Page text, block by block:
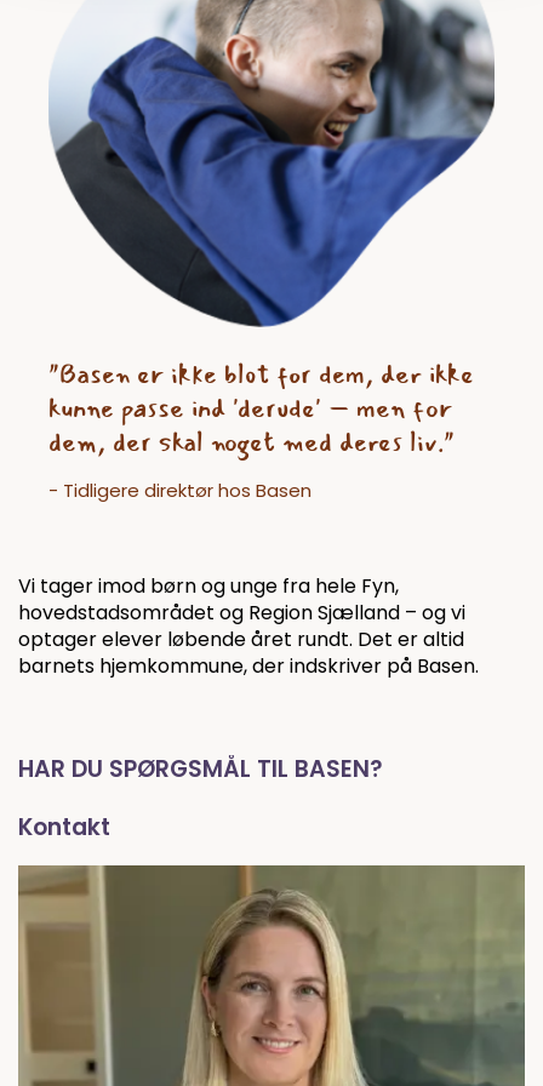
"Basen er ikke blot for dem, der ikke
kunne passe ind 'derude' – men for
dem, der skal noget med deres liv."
- Tidligere direktør hos Basen
Vi tager imod børn og unge fra hele Fyn,
hovedstadsområdet og Region Sjælland – og vi
optager elever løbende året rundt. Det er altid
barnets hjemkommune, der indskriver på Basen.
HAR DU SPØRGSMÅL TIL BASEN?
Kontakt